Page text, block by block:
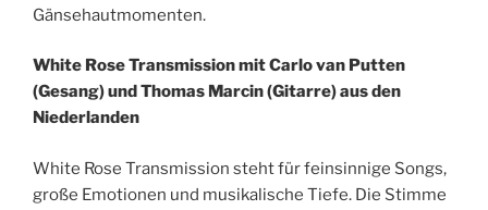
Gänsehautmomenten.
White Rose Transmission mit Carlo van Putten
(Gesang) und Thomas Marcin (Gitarre) aus den
Niederlanden
White Rose Transmission steht für feinsinnige Songs,
große Emotionen und musikalische Tiefe. Die Stimme